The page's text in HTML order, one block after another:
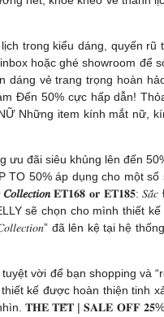
trong kiểu dáng, quyến
hoặc ghé showroom
dáng vẻ trang trọng hoàn
Đến 50% cực hấp dẫn!
Những item kính mắt nữ,
đãi siêu khủng lên đến
TO 50% áp dụng cho một
𝐄𝐓𝟏𝟔𝟖 𝐨𝐫 𝐄𝐓𝟏𝟖𝟓:
chọn cho mình thiết kế
𝐶𝑜𝑙𝑙𝑒𝑐𝑡𝑖𝑜𝑛” đã lên kệ tại
vời để bạn shopping và
kế được hoàn thiện
nhìn. 𝐓𝐇𝐄 𝐓𝐄̂́𝐓 | 𝐒𝐀𝐋𝐄 𝐎𝐅𝐅